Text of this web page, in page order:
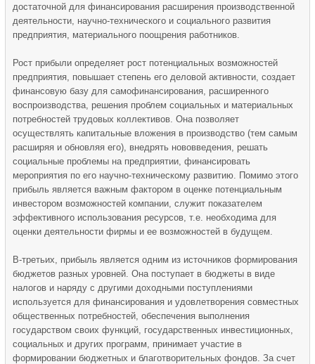
достаточной для финансирования расширения производственной
деятельности, научно-технического и социального развития
предприятия, материального поощрения работников.
Рост прибыли определяет рост потенциальных возможностей
предприятия, повышает степень его деловой активности, создает
финансовую базу для самофинансирования, расширенного
воспроизводства, решения проблем социальных и материальных
потребностей трудовых коллективов. Она позволяет
осуществлять капитальные вложения в производство (тем самым
расширяя и обновляя его), внедрять нововведения, решать
социальные проблемы на предприятии, финансировать
мероприятия по его научно-техническому развитию. Помимо этого
прибыль является важным фактором в оценке потенциальным
инвестором возможностей компании, служит показателем
эффективного использования ресурсов, т.е. необходима для
оценки деятельности фирмы и ее возможностей в будущем.
В-третьих, прибыль является одним из источников формирования
бюджетов разных уровней. Она поступает в бюджеты в виде
налогов и наряду с другими доходными поступлениями
используется для финансирования и удовлетворения совместных
общественных потребностей, обеспечения выполнения
государством своих функций, государственных инвестиционных,
социальных и других программ, принимает участие в
формировании бюджетных и благотворительных фондов. За счет